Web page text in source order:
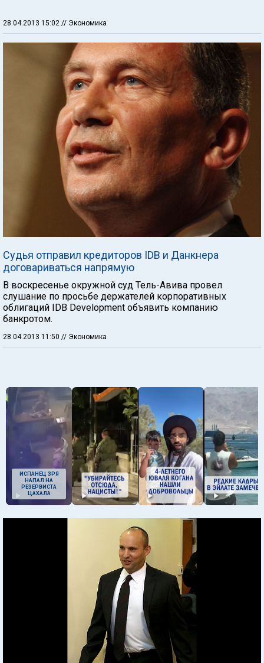
28.04.2013 15:02 // Экономика
Судья отправил кредиторов IDB и Данкнера
договариваться напрямую
В воскресенье окружной суд Тель-Авива провел
слушание по просьбе держателей корпоративных
облигаций IDB Development объявить компанию
банкротом.
28.04.2013 11:50 // Экономика
ИСПАНЕЦ ЗРЯ
НАПАЛ НА
РЕЗЕРВИСТА
ЦАХАЛА